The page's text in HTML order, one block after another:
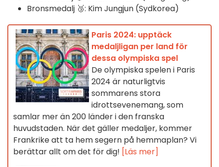
Bronsmedalj 🥉: Kim Jungjun (Sydkorea)
Paris 2024: upptäck
medaljligan per land för
dessa olympiska spel
De olympiska spelen i Paris
2024 är naturligtvis
sommarens stora
idrottsevenemang, som
samlar mer än 200 länder i den franska
huvudstaden. När det gäller medaljer, kommer
Frankrike att ta hem segern på hemmaplan? Vi
berättar allt om det för dig! [Läs mer]